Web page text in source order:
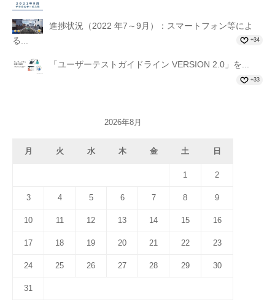
進捗状況（2022 年7～9月）：スマートフォン等によ
る...
+34
「ユーザーテストガイドライン VERSION 2.0」を...
+33
2026年8月
月 火 水 木 金 土 日
1 2
3 4 5 6 7 8 9
10 11 12 13 14 15 16
17 18 19 20 21 22 23
24 25 26 27 28 29 30
31